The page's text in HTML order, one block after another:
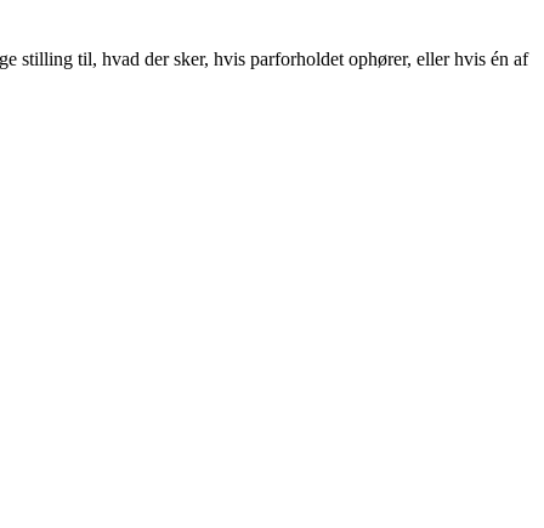
stilling til, hvad der sker, hvis parforholdet ophører, eller hvis én af